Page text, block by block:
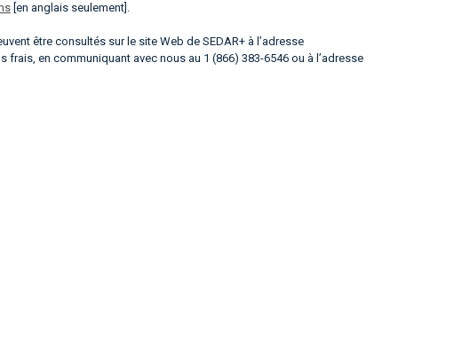
[en anglais seulement].
être consultés sur le site Web de SEDAR+ à l’adresse
frais, en communiquant avec nous au 1 (866) 383-6546 ou à l’adresse